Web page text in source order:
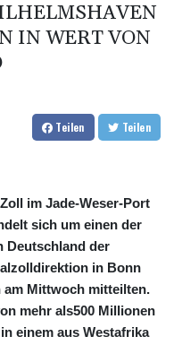
IN WERT VON
Teilen Teilen
im Jade-Weser-Port
sich um einen der
Deutschland der
in Bonn
am Mittwoch mitteilten.
mehr als500 Millionen
einem aus Westafrika